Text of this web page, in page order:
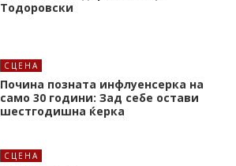
Тодоровски
СЦЕНА
Почина позната инфлуенсерка на
само 30 години: Зад себе остави
шестгодишна ќерка
СЦЕНА